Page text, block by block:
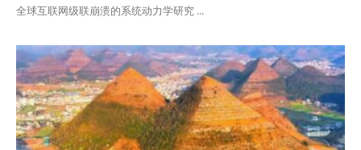
全球互联网级联崩溃的系统动力学研究 ...